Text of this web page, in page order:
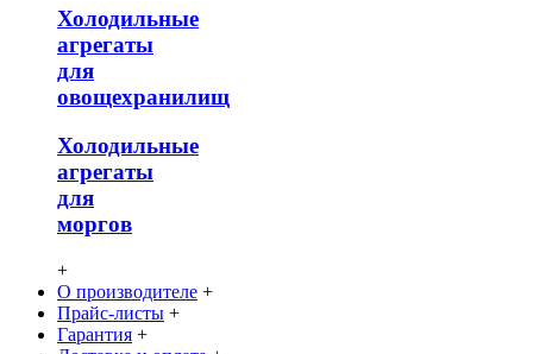
Холодильные
агрегаты
для
овощехранилищ
Холодильные
агрегаты
для
моргов
+
О производителе +
Прайс-листы +
Гарантия +